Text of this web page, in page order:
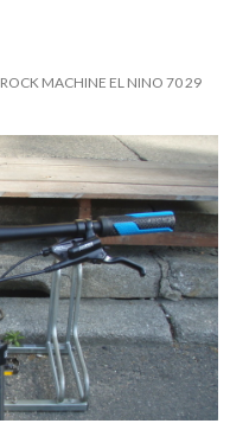
ROCK MACHINE EL NINO 70 29